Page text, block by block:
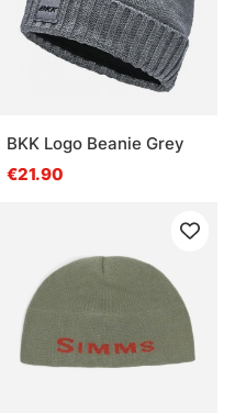
BKK Logo Beanie Grey
€21.90